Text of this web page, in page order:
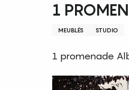
1
MEUBLÉS STUDIO
1 promenade